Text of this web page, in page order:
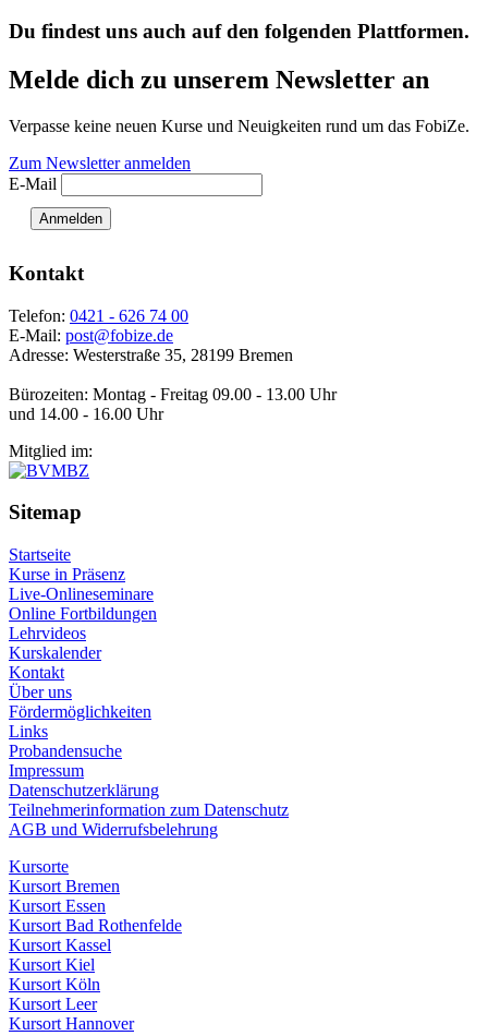
Du findest uns auch auf den folgenden Plattformen.
Melde dich zu unserem Newsletter an
Verpasse keine neuen Kurse und Neuigkeiten rund um das FobiZe.
Zum Newsletter anmelden
E-Mail
Anmelden
Kontakt
Telefon: 0421 - 626 74 00
E-Mail: post@fobize.de
Adresse: Westerstraße 35, 28199 Bremen
Bürozeiten: Montag - Freitag 09.00 - 13.00 Uhr
und 14.00 - 16.00 Uhr
Mitglied im:
Sitemap
Startseite
Kurse in Präsenz
Live-Onlineseminare
Online Fortbildungen
Lehrvideos
Kurskalender
Kontakt
Über uns
Fördermöglichkeiten
Links
Probandensuche
Impressum
Datenschutzerklärung
Teilnehmerinformation zum Datenschutz
AGB und Widerrufsbelehrung
Kursorte
Kursort Bremen
Kursort Essen
Kursort Bad Rothenfelde
Kursort Kassel
Kursort Kiel
Kursort Köln
Kursort Leer
Kursort Hannover